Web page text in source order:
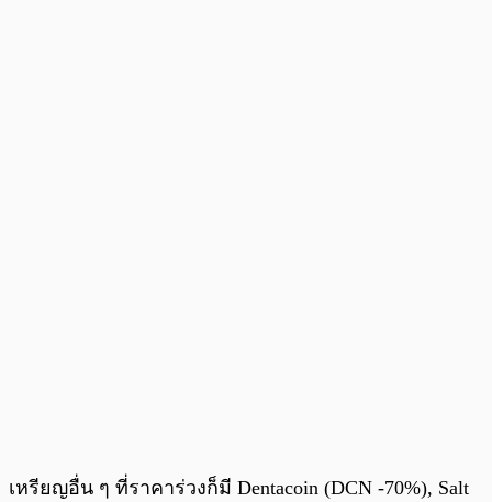
เหรียญอื่น ๆ ที่ราคาร่วงก็มี Dentacoin (DCN -70%), Salt